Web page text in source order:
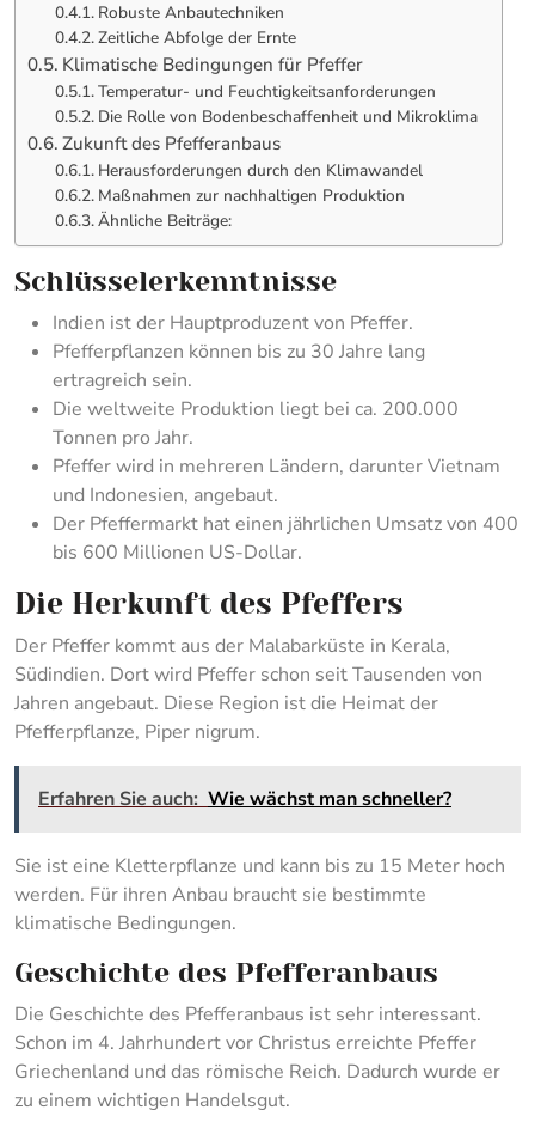
Robuste Anbautechniken
Zeitliche Abfolge der Ernte
Klimatische Bedingungen für Pfeffer
Temperatur- und Feuchtigkeitsanforderungen
Die Rolle von Bodenbeschaffenheit und Mikroklima
Zukunft des Pfefferanbaus
Herausforderungen durch den Klimawandel
Maßnahmen zur nachhaltigen Produktion
Ähnliche Beiträge:
Schlüsselerkenntnisse
Indien ist der Hauptproduzent von Pfeffer.
Pfefferpflanzen können bis zu 30 Jahre lang
ertragreich sein.
Die weltweite Produktion liegt bei ca. 200.000
Tonnen pro Jahr.
Pfeffer wird in mehreren Ländern, darunter Vietnam
und Indonesien, angebaut.
Der Pfeffermarkt hat einen jährlichen Umsatz von 400
bis 600 Millionen US-Dollar.
Die Herkunft des Pfeffers
Der Pfeffer kommt aus der Malabarküste in Kerala,
Südindien. Dort wird Pfeffer schon seit Tausenden von
Jahren angebaut. Diese Region ist die Heimat der
Pfefferpflanze, Piper nigrum.
Erfahren Sie auch: Wie wächst man schneller?
Sie ist eine Kletterpflanze und kann bis zu 15 Meter hoch
werden. Für ihren Anbau braucht sie bestimmte
klimatische Bedingungen.
Geschichte des Pfefferanbaus
Die Geschichte des Pfefferanbaus ist sehr interessant.
Schon im 4. Jahrhundert vor Christus erreichte Pfeffer
Griechenland und das römische Reich. Dadurch wurde er
zu einem wichtigen Handelsgut.